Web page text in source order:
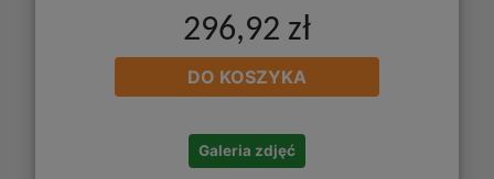
296,92 zł
DO KOSZYKA
Galeria zdjęć